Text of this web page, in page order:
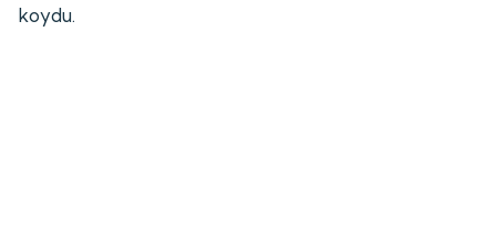
koydu.